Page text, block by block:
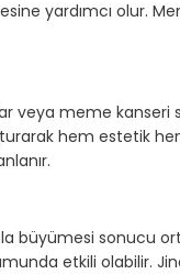
yardımcı olur.
meme kanseri
hem estetik
büyümesi sonucu
etkili